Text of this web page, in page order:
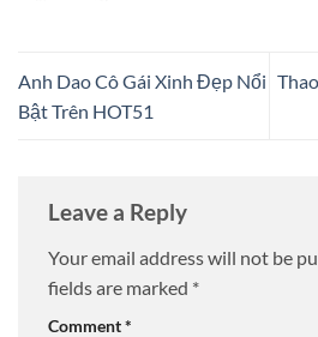
Anh Dao Cô Gái Xinh Đẹp Nổi
Bật Trên HOT51
Leave a Reply
Your email address will not be
fields are marked *
Comment*